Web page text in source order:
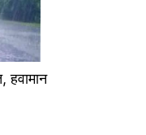
हवामान